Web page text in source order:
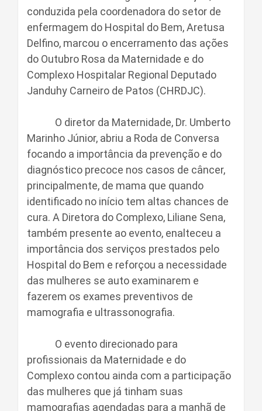
conduzida pela coordenadora do setor de
enfermagem do Hospital do Bem, Aretusa
Delfino, marcou o encerramento das ações
do Outubro Rosa da Maternidade e do
Complexo Hospitalar Regional Deputado
Janduhy Carneiro de Patos (CHRDJC).
O diretor da Maternidade, Dr. Umberto
Marinho Júnior, abriu a Roda de Conversa
focando a importância da prevenção e do
diagnóstico precoce nos casos de câncer,
principalmente, de mama que quando
identificado no início tem altas chances de
cura. A Diretora do Complexo, Liliane Sena,
também presente ao evento, enalteceu a
importância dos serviços prestados pelo
Hospital do Bem e reforçou a necessidade
das mulheres se auto examinarem e
fazerem os exames preventivos de
mamografia e ultrassonografia.
O evento direcionado para
profissionais da Maternidade e do
Complexo contou ainda com a participação
das mulheres que já tinham suas
mamografias agendadas para a manhã de